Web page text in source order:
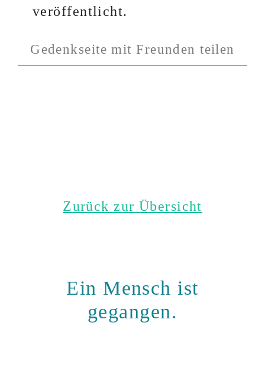
veröffentlicht.
Gedenkseite mit Freunden teilen
Zurück zur Übersicht
Ein Mensch ist
gegangen.